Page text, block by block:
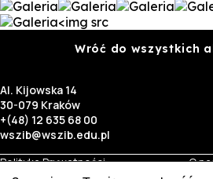
<img src
Wróć do wszystkich
Al. Kijowska 14
30-079 Kraków
+(48) 12 635 68 00
wszib@wszib.edu.pl
Polityka Prywatności
RODO
O